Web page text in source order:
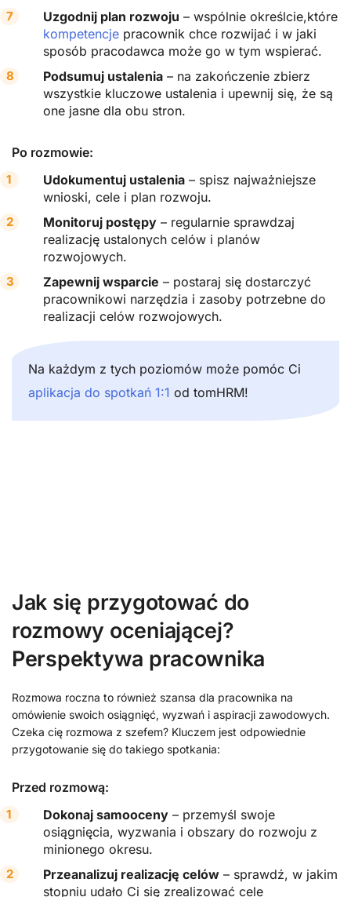
Uzgodnij plan rozwoju – wspólnie określcie,które
kompetencje pracownik chce rozwijać i w jaki
sposób pracodawca może go w tym wspierać.
Podsumuj ustalenia – na zakończenie zbierz
wszystkie kluczowe ustalenia i upewnij się, że są
one jasne dla obu stron.
Po rozmowie:
Udokumentuj ustalenia – spisz najważniejsze
wnioski, cele i plan rozwoju.
Monitoruj postępy – regularnie sprawdzaj
realizację ustalonych celów i planów
rozwojowych.
Zapewnij wsparcie – postaraj się dostarczyć
pracownikowi narzędzia i zasoby potrzebne do
realizacji celów rozwojowych.
Na każdym z tych poziomów może pomóc Ci
aplikacja do spotkań 1:1 od tomHRM!
Jak się przygotować do
rozmowy oceniającej?
Perspektywa pracownika
Rozmowa roczna to również szansa dla pracownika na
omówienie swoich osiągnięć, wyzwań i aspiracji zawodowych.
Czeka cię rozmowa z szefem? Kluczem jest odpowiednie
przygotowanie się do takiego spotkania:
Przed rozmową:
Dokonaj samooceny – przemyśl swoje
osiągnięcia, wyzwania i obszary do rozwoju z
minionego okresu.
Przeanalizuj realizację celów – sprawdź, w jakim
stopniu udało Ci się zrealizować cele